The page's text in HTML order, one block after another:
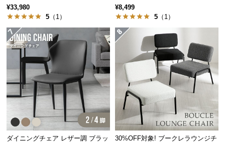
ブ
ロ
業
アイデア次第で使い方いろいろ
お部屋になじみやすいシンプルなウッドデザイン
は、 アイデア次第でさまざまな場面にお使いいただ
けます。
¥33,980
5 （1）
¥8,499
5 （1）
ダイニングチェア レザー調 ブラッ
30%OFF対象! ブークレラウンジチ